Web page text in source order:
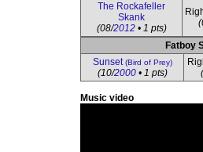
The Rockafeller
Skank
(08/2012• 1 pts)
Fatboy
Sunset(Bird of Prey)
(10/2000• 1 pts)
Music video